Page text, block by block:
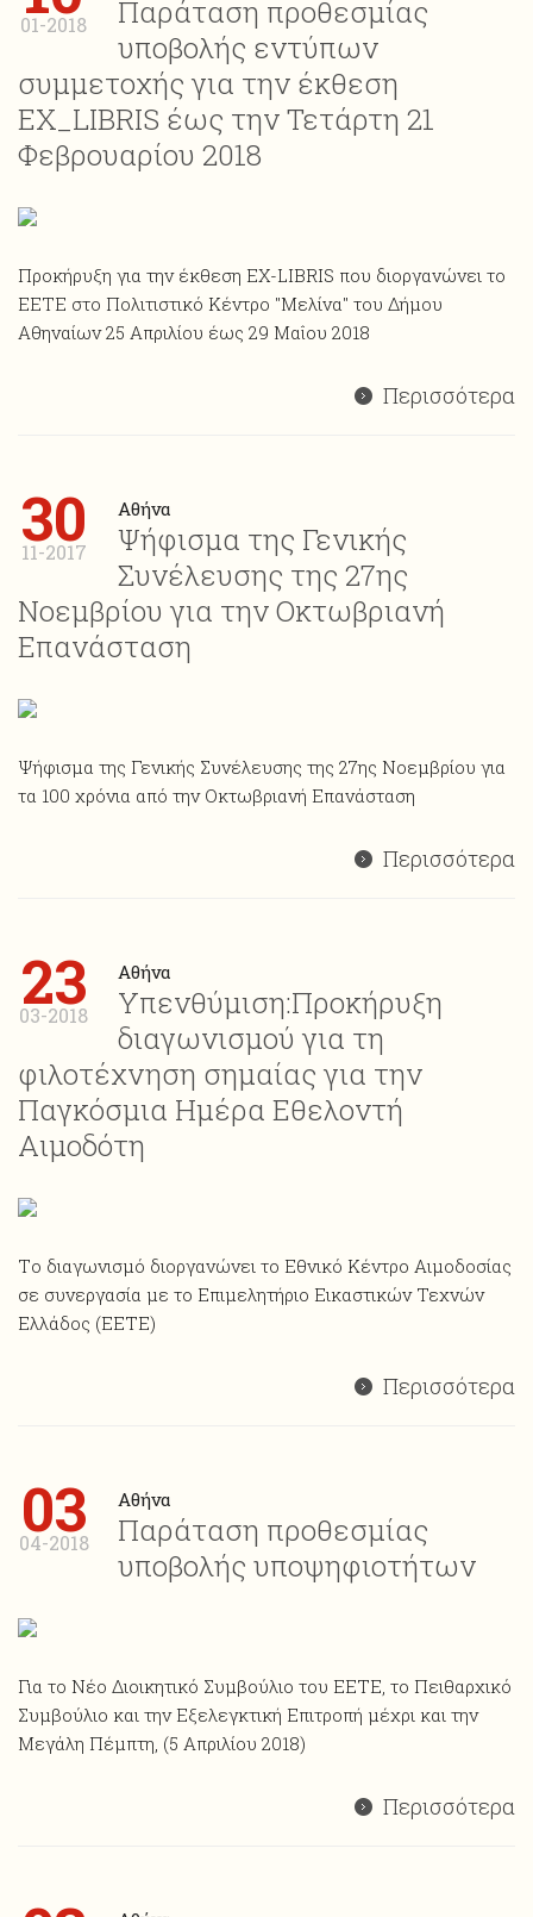
01-2018
Παράταση προθεσμίας
υποβολής εντύπων
συμμετοχής για την έκθεση
ΕΧ_LIBRIS έως την Τετάρτη 21
Φεβρουαρίου 2018
Προκήρυξη για την έκθεση ΕΧ-LIBRIS που διοργανώνει το
ΕΕΤΕ στο Πολιτιστικό Κέντρο "Μελίνα" του Δήμου
Αθηναίων 25 Απριλίου έως 29 Μαΐου 2018
Περισσότερα
30
11-2017
Αθήνα
Ψήφισμα της Γενικής
Συνέλευσης της 27ης
Νοεμβρίου για την Οκτωβριανή
Επανάσταση
Ψήφισμα της Γενικής Συνέλευσης της 27ης Νοεμβρίου για
τα 100 χρόνια από την Οκτωβριανή Επανάσταση
Περισσότερα
23
03-2018
Αθήνα
Υπενθύμιση:Προκήρυξη
διαγωνισμού για τη
φιλοτέχνηση σημαίας για την
Παγκόσμια Ημέρα Εθελοντή
Αιμοδότη
Tο διαγωνισμό διοργανώνει το Εθνικό Κέντρο Αιμοδοσίας
σε συνεργασία με το Επιμελητήριο Εικαστικών Τεχνών
Ελλάδος (EETE)
Περισσότερα
03
04-2018
Αθήνα
Παράταση προθεσμίας
υποβολής υποψηφιοτήτων
Για το Νέο Διοικητικό Συμβούλιο του ΕΕΤΕ, το Πειθαρχικό
Συμβούλιο και την Εξελεγκτική Επιτροπή μέχρι και την
Μεγάλη Πέμπτη, (5 Απριλίου 2018)
Περισσότερα